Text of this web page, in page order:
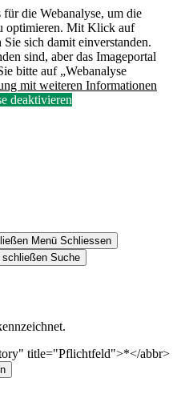
die Webanalyse, um die
optimieren. Mit Klick auf
sich damit einverstanden.
sind, aber das Imageportal
bitte auf „Webanalyse
mit weiteren Informationen
deaktivieren
Menü Schliessen
Suche
title="Pflichtfeld">*</abbr>